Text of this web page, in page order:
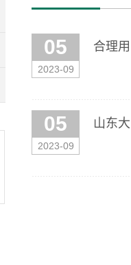
05
2023-09
合理
05
2023-09
山东